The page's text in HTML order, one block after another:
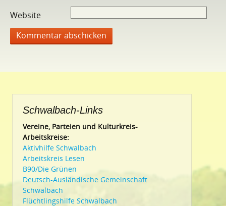
Website
Schwalbach-Links
Vereine, Parteien und Kulturkreis-
Arbeitskreise:
Aktivhilfe Schwalbach
Arbeitskreis Lesen
B90/Die Grünen
Deutsch-Ausländische Gemeinschaft
Schwalbach
Flüchtlingshilfe Schwalbach